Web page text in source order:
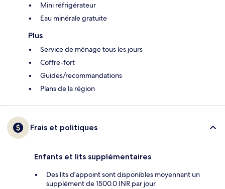
Mini réfrigérateur
Eau minérale gratuite
Plus
Service de ménage tous les jours
Coffre-fort
Guides/recommandations
Plans de la région
Frais et politiques
Enfants et lits supplémentaires
Des lits d'appoint sont disponibles moyennant un
supplément de 1500.0 INR par jour